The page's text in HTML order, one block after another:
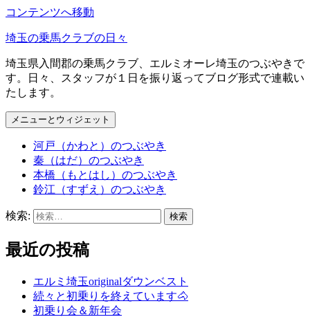
コンテンツへ移動
埼玉の乗馬クラブの日々
埼玉県入間郡の乗馬クラブ、エルミオーレ埼玉のつぶやきで
す。日々、スタッフが１日を振り返ってブログ形式で連載い
たします。
メニューとウィジェット
河戸（かわと）のつぶやき
秦（はだ）のつぶやき
本橋（もとはし）のつぶやき
鈴江（すずえ）のつぶやき
検索:
最近の投稿
エルミ埼玉originalダウンベスト
続々と初乗りを終えています🐴
初乗り会＆新年会